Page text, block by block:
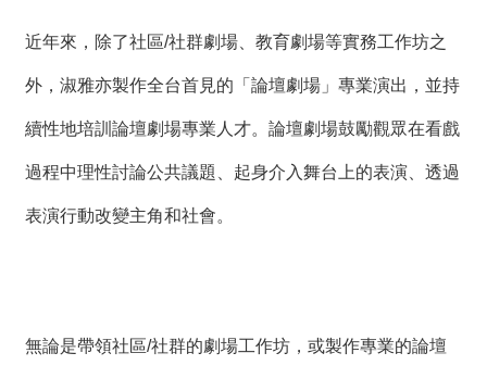
近年來，除了社區/社群劇場、教育劇場等實務工作坊之
外，淑雅亦製作全台首見的「論壇劇場」專業演出，並持
續性地培訓論壇劇場專業人才。論壇劇場鼓勵觀眾在看戲
過程中理性討論公共議題、起身介入舞台上的表演、透過
表演行動改變主角和社會。
無論是帶領社區/社群的劇場工作坊，或製作專業的論壇